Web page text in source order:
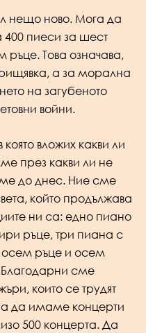
нещо ново. Мога да
400 пиеси за шест
ръце. Това означава,
а за морална
на загубеното
войни.
вложих какви ли
през какви ли не
до днес. Ние сме
който продължава
ни са: едно пиано
ръце, три пиана с
осем ръце и осем
сме
които се трудят
да имаме концерти
500 концерта. Да